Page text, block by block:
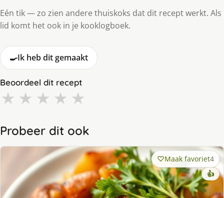
Eén tik — zo zien andere thuiskoks dat dit recept werkt. Als
lid komt het ook in je kooklogboek.
🍳Ik heb dit gemaakt
Beoordeel dit recept
★ ★ ★ ★ ★
Probeer dit ook
Maak favoriet4
👍